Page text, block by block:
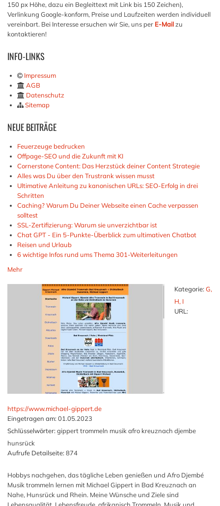
150 px Höhe, dazu ein Begleittext mit Link bis 150 Zeichen),
Verlinkung Google-konform, Preise und Laufzeiten werden individuell
vereinbart. Bei Interesse ersuchen wir Sie, uns per E-Mailzu
kontaktieren!
INFO-LINKS
Impressum
AGB
Datenschutz
Sitemap
NEUEBEITRÄGE
Feuerzeuge bedrucken
Offpage-SEO und die Zukunft mit KI
Cornerstone Content: Das Herzstück deiner Content Strategie
Alles was Du über den Trustrank wissen musst
Ultimative Anleitung zu kanonischen URLs: SEO-Erfolg in drei
Schritten
Caching? Warum Du Deiner Webseite einen Cache verpassen
solltest
SSL-Zertifizierung: Warum sie unverzichtbar ist
Chat GPT - Ein 5-Punkte-Überblick zum ultimativen Chatbot
Reisen und Urlaub
6 wichtige Infos rund ums Thema 301-Weiterleitungen
Mehr
Kategorie: G,
H, I
URL:
https://www.michael-gippert.de
Eingetragen am: 01.05.2023
Schlüsselwörter: gippert trommeln musik afro kreuznach djembe
hunsrück
Aufrufe Detailseite: 874
Hobbys nachgehen, das tägliche Leben genießen und Afro Djembé
Musik trommeln lernen mit Michael Gippert in Bad Kreuznach an
Nahe, Hunsrück und Rhein. Meine Wünsche und Ziele sind
Lebensqualität, Lebensfreude, afrikanisch Trommeln, Musik und